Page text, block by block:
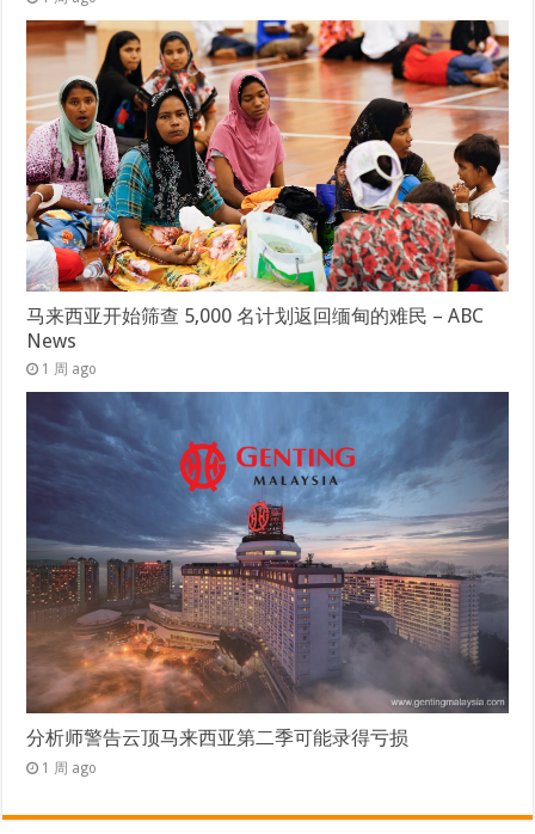
马来西亚开始筛查 5,000 名计划返回缅甸的难民 – ABC
News
1 周 ago
分析师警告云顶马来西亚第二季可能录得亏损
1 周 ago